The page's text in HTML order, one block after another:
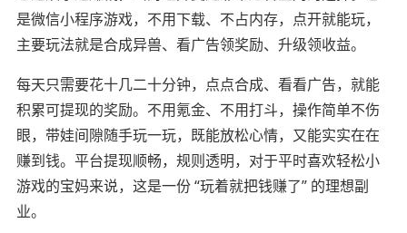
是微信小程序游戏，不用下载、不占内存，点开就能玩，
主要玩法就是合成异兽、看广告领奖励、升级领收益。
每天只需要花十几二十分钟，点点合成、看看广告，就能
积累可提现的奖励。不用氪金、不用打斗，操作简单不伤
眼，带娃间隙随手玩一玩，既能放松心情，又能实实在在
赚到钱。平台提现顺畅，规则透明，对于平时喜欢轻松小
游戏的宝妈来说，这是一份 “玩着就把钱赚了” 的理想副
业。